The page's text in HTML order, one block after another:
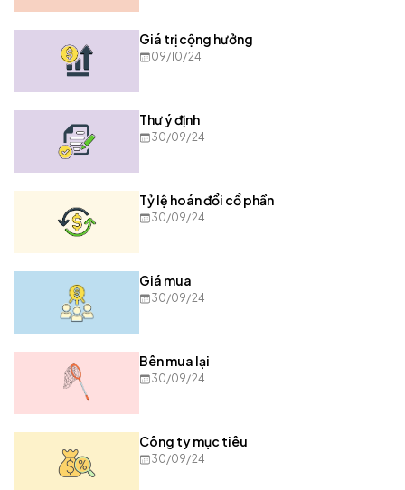
Giá trị cộng hưởng
09/10/24
Thư ý định
30/09/24
Tỷ lệ hoán đổi cổ phần
30/09/24
Giá mua
30/09/24
Bên mua lại
30/09/24
Công ty mục tiêu
30/09/24